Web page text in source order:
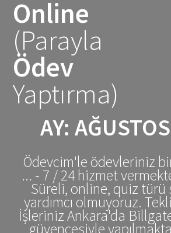
Online
(Parayla
Ödev
Yaptırma)
AY:
Ödevcim'le ödevleriniz
... - 7 / 24 hizmet
Süreli, online, quiz türü
yardımcı olmuyoruz.
İşleriniz Ankara'da
güvencesiyle